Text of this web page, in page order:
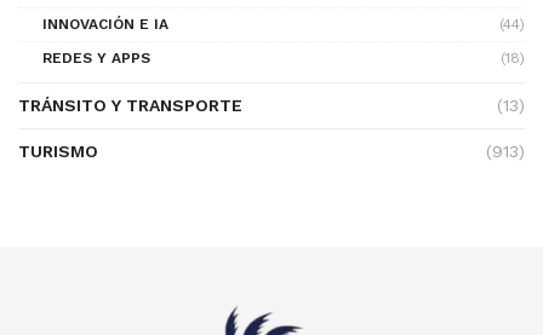
INNOVACIÓN E IA
(44)
REDES Y APPS
(18)
TRÁNSITO Y TRANSPORTE (13)
TURISMO (913)